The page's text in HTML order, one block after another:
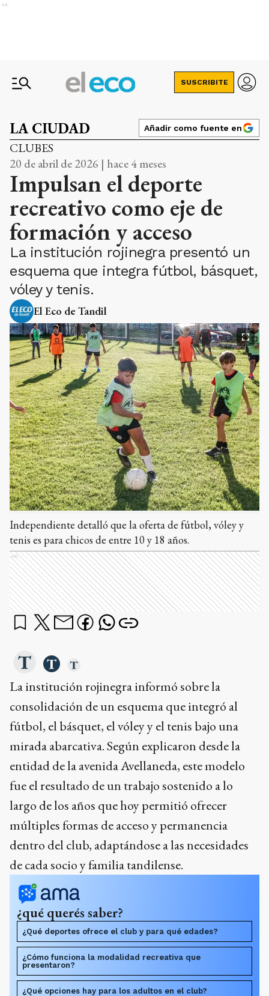
Ads
SUSCRIBITE
LA CIUDAD Añadir como fuente en
CLUBES
20 de abril de 2026 | hace 4 meses
Impulsan el deporte
recreativo como eje de
formación y acceso
La institución rojinegra presentó un
esquema que integra fútbol, básquet,
vóley y tenis.
El Eco de Tandil
Independiente detalló que la oferta de fútbol, vóley y
tenis es para chicos de entre 10 y 18 años.
Ads
La institución rojinegra informó sobre la
consolidación de un esquema que integró al
fútbol, el básquet, el vóley y el tenis bajo una
mirada abarcativa. Según explicaron desde la
entidad de la avenida Avellaneda, este modelo
fue el resultado de un trabajo sostenido a lo
largo de los años que hoy permitió ofrecer
múltiples formas de acceso y permanencia
dentro del club, adaptándose a las necesidades
de cada socio y familia tandilense.
¿qué querés saber?
¿Qué deportes ofrece el club y para qué edades?
¿Cómo funciona la modalidad recreativa que
presentaron?
¿Qué opciones hay para los adultos en el club?